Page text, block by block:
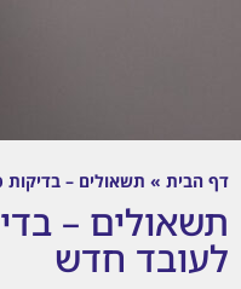
דף הבית » תשאולים – בדיקות
תשאולים –
לעובד חדש